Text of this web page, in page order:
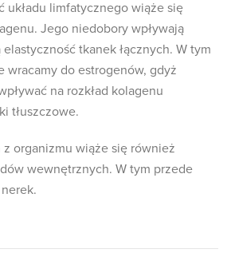
układu limfatycznego wiąże się
Jego niedobory wpływają
tkanek łącznych. W tym
wracamy do estrogenów, gdyż
na rozkład kolagenu
tłuszczowe.
organizmu wiąże się również
wewnętrznych. W tym przede